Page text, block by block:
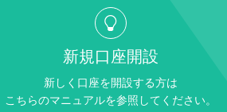
新規口座開設
新しく口座を開設する方は
こちらのマニュアルを参照してください。